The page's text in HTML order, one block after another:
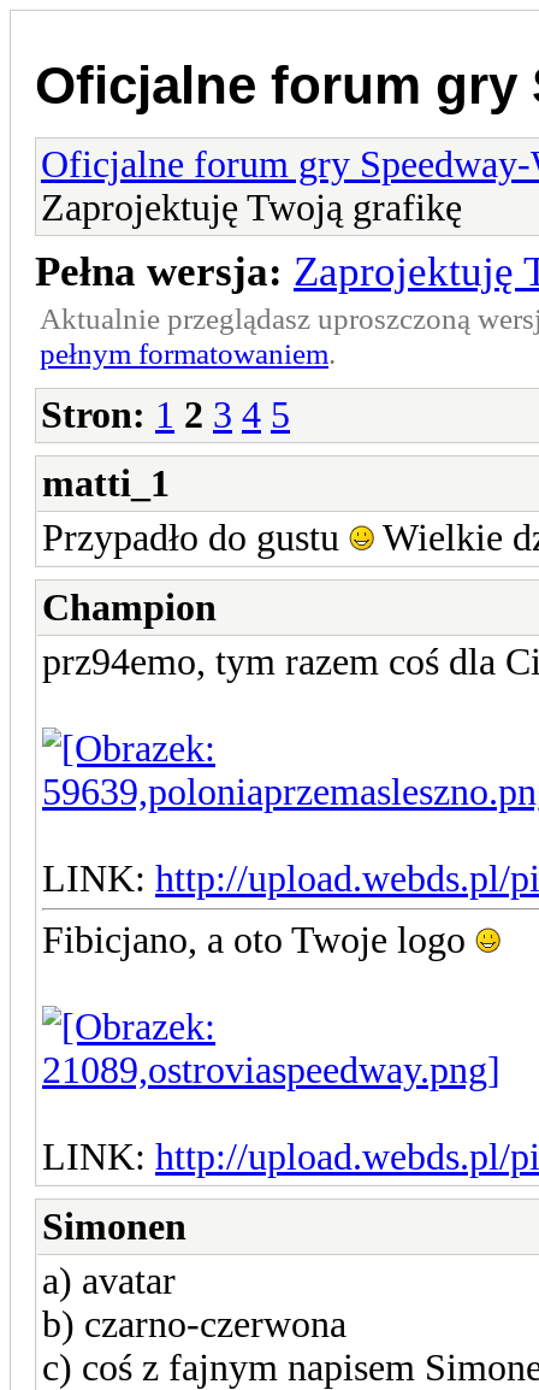
Oficjalne forum gry
Oficjalne forum gry
Zaprojektuję Twoją grafikę
Pełna wersja: Zaprojektuję
Aktualnie przeglądasz uproszczoną
pełnym formatowaniem.
Stron: 1 2 3 4 5
matti_1
Przypadło do gustu
Wielkie
Champion
prz94emo, tym razem coś dla
LINK: http://upload.webds.pl/
Fibicjano, a oto Twoje logo
LINK: http://upload.webds.pl/
Simonen
a) avatar
b) czarno-czerwona
c) coś z fajnym napisem